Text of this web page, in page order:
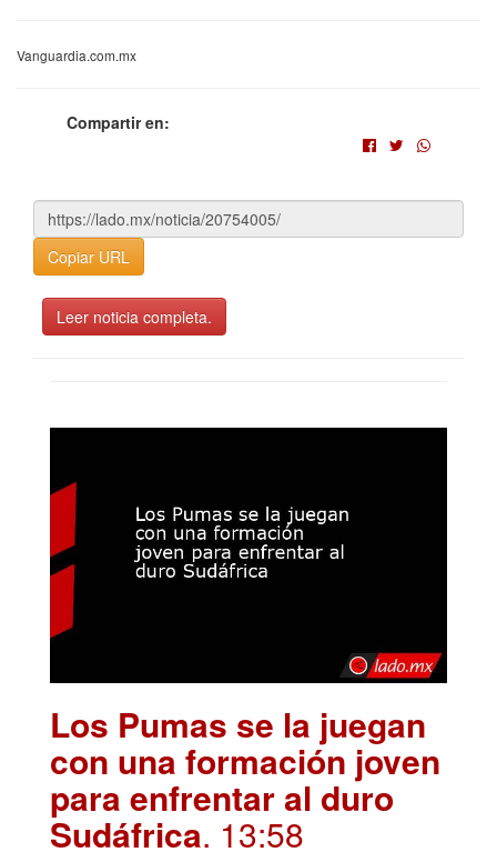
Vanguardia.com.mx
Compartir en:
Copiar URL
Leer noticia completa.
Los Pumas se la juegan
con una formación joven
para enfrentar al duro
Sudáfrica. 13:58